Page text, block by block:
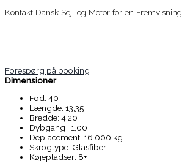
Kontakt Dansk Sejl og Motor for en Fremvisning
Forespørg på booking
Dimensioner
Fod: 40
Længde: 13,35
Bredde: 4,20
Dybgang : 1,00
Deplacement: 16.000 kg
Skrogtype: Glasfiber
Køjepladser: 8+